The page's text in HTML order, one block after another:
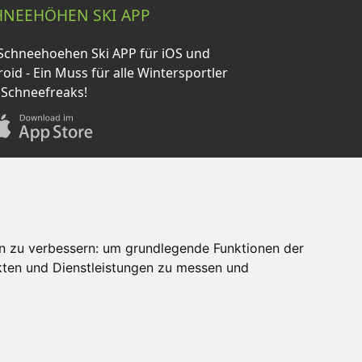
zu verbessern: um grundlegende Funktionen der
und Dienstleistungen zu messen und
SKI APP
Ski APP für iOS und
- Ein Muss für alle Wintersportler
Newsletter Mediadaten